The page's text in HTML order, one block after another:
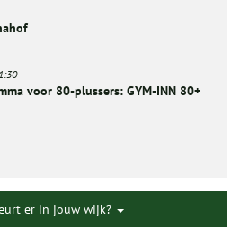
voor 80-plussers: GYM-INN 80+
er in jouw wijk?